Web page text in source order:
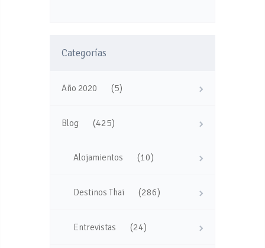
Categorías
Año 2020 (5)
Blog (425)
Alojamientos (10)
Destinos Thai (286)
Entrevistas (24)